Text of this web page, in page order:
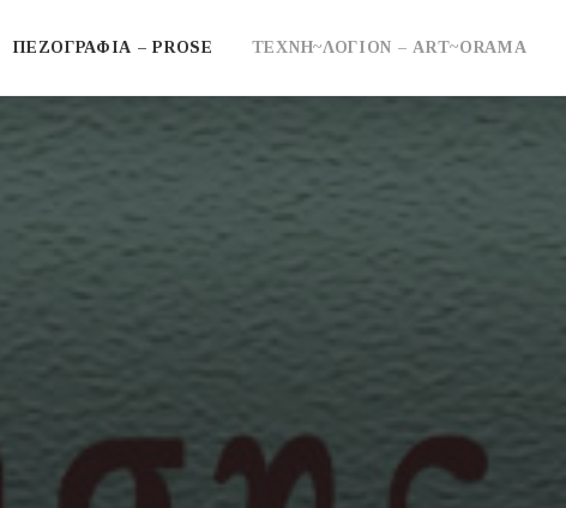
ΠΕΖΟΓΡΑΦΙΑ – PROSE ΤΕΧΝΗ~ΛΟΓΙΟΝ – ART~ORAMA